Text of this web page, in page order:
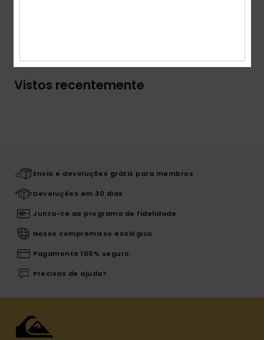
Vistos recentemente
Envio e devoluções grátis para membros
Devoluções em 30 dias
Junta-te ao programa de fidelidade
Nosso compromisso ecológico
Pagamento 100% seguro
Precisas de ajuda?